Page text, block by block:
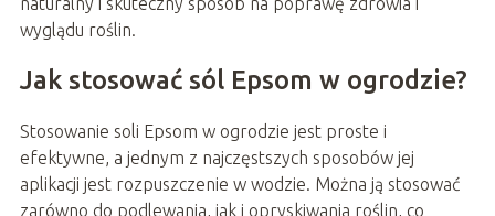
wyglądu roślin.
Jak stosować sól Epsom w ogrodzie?
Stosowanie soli Epsom w ogrodzie jest proste i
efektywne, a jednym z najczęstszych sposobów jej
aplikacji jest rozpuszczenie w wodzie. Można ją stosować
zarówno do podlewania, jak i opryskiwania roślin, co